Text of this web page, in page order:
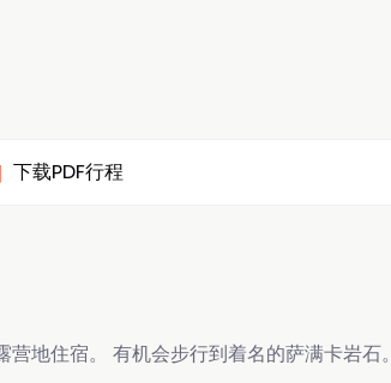
下载PDF行程
地住宿。 有机会步行到着名的萨满卡岩石。